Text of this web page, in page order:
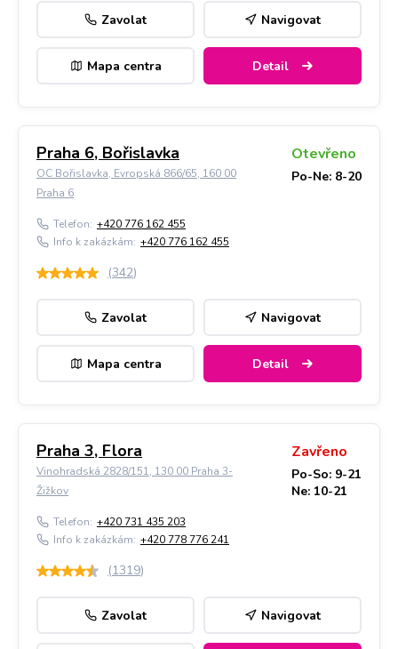
Zavolat Navigovat
Mapa centra Detail
Praha 6, Bořislavka
OC Bořislavka, Evropská 866/65, 160 00
Praha 6
Otevřeno
Po-Ne: 8-20
Telefon: +420 776 162 455
Info k zakázkám: +420 776 162 455
(342)
Zavolat Navigovat
Mapa centra Detail
Praha 3, Flora
Vinohradská 2828/151, 130 00 Praha 3-
Žižkov
Zavřeno
Po-So: 9-21
Ne: 10-21
Telefon: +420 731 435 203
Info k zakázkám: +420 778 776 241
(1319)
Zavolat Navigovat